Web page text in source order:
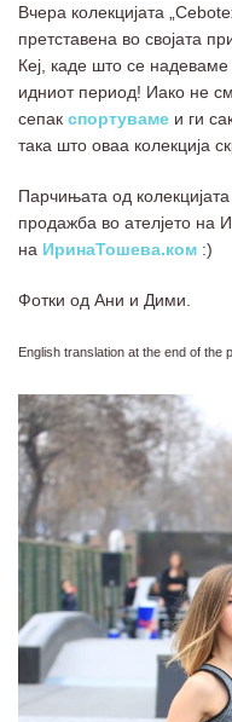
Вчера колекцијата
претставена во својата
Кеј, каде што се
идниот период! Иако не
сепак спортуваме и ги
така што оваа колекција
Парчињата од
продажба во ателјето на
на ИринаТошева.ком :)
Фотки од Ани и Дими.
English translation at the end of the